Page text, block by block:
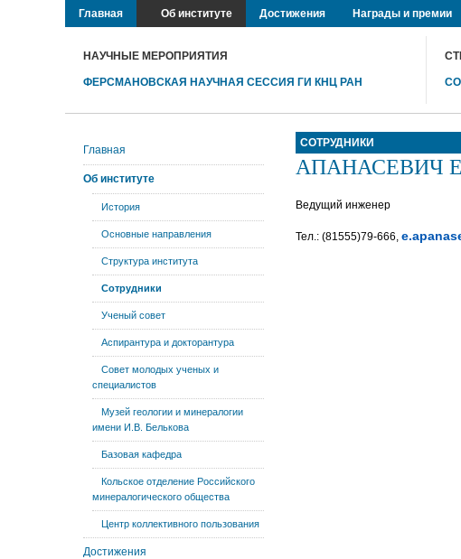
Главная Об институте Достижения Награды и премии
НАУЧНЫЕ МЕРОПРИЯТИЯ
ФЕРСМАНОВСКАЯ НАУЧНАЯ СЕССИЯ ГИ КНЦ РАН
СОТРУДНИКИ
АПАНАСЕВИЧ
Ведущий инженер
Тел.: (81555)79-666,
Главная
Об институте
История
Основные направления
Структура института
Сотрудники
Ученый совет
Аспирантура и докторантура
Совет молодых ученых и
специалистов
Музей геологии и минералогии
имени И.В. Белькова
Базовая кафедра
Кольское отделение Российского
минералогического общества
Центр коллективного пользования
Достижения